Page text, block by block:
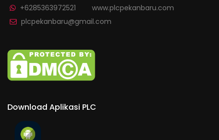
+6285363972521
www.plcpekanbaru.com
plcpekanbaru@gmail.com
Download Aplikasi PLC